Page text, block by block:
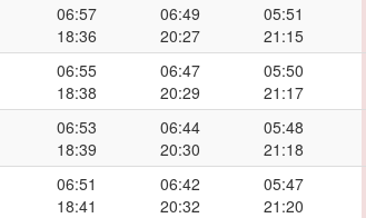
06:57
18:36
06:49
20:27
05:51
21:15
06:55
18:38
06:47
20:29
05:50
21:17
06:53
18:39
06:44
20:30
05:48
21:18
06:51
18:41
06:42
20:32
05:47
21:20